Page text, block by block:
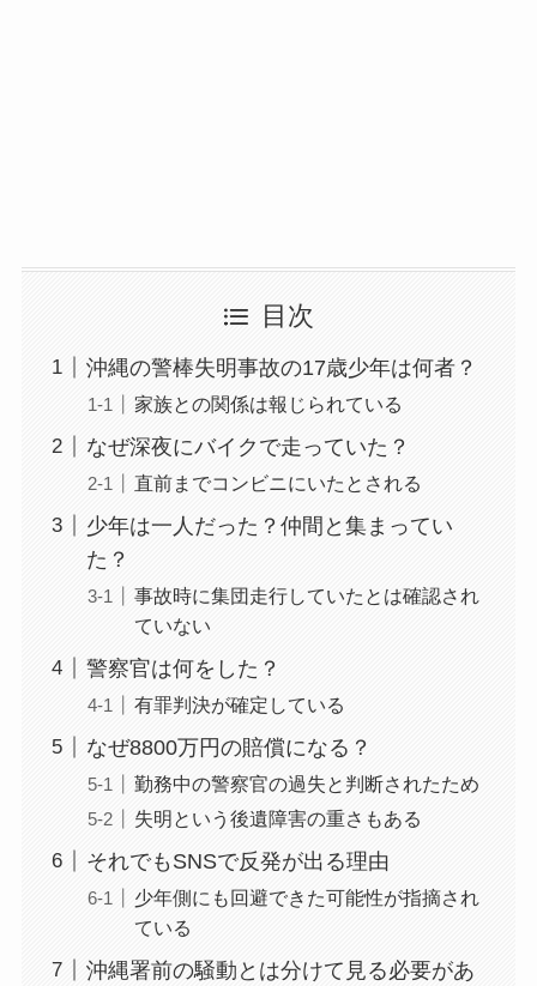
目次
沖縄の警棒失明事故の17歳少年は何者？
家族との関係は報じられている
なぜ深夜にバイクで走っていた？
直前までコンビニにいたとされる
少年は一人だった？仲間と集まってい
た？
事故時に集団走行していたとは確認され
ていない
警察官は何をした？
有罪判決が確定している
なぜ8800万円の賠償になる？
勤務中の警察官の過失と判断されたため
失明という後遺障害の重さもある
それでもSNSで反発が出る理由
少年側にも回避できた可能性が指摘され
ている
沖縄署前の騒動とは分けて見る必要があ